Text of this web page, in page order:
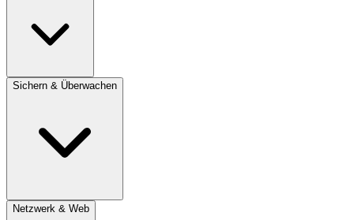
Sichern & Überwachen
Netzwerk & Web